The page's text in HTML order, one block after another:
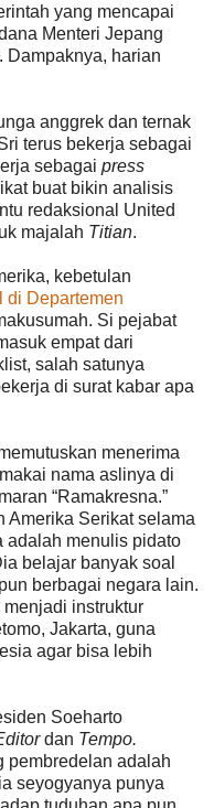
yang mencapai
Menteri Jepang
Dampaknya, harian
anggrek dan ternak
terus bekerja sebagai
sebagai press
buat bikin analisis
redaksional United
majalah Titian.
kebetulan
di Departemen
Si pejabat
empat dari
salah satunya
di surat kabar apa
menerima
nama aslinya di
“Ramakresna.”
Amerika Serikat selama
adalah menulis pidato
belajar banyak soal
berbagai negara lain.
instruktur
Jakarta, guna
agar bisa lebih
Soeharto
dan Tempo.
pembredelan adalah
seyogyanya punya